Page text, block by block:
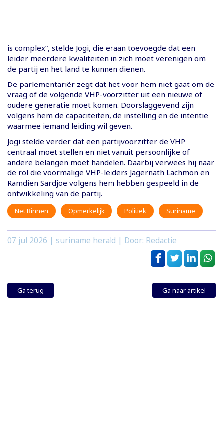
is complex”, stelde Jogi, die eraan toevoegde dat een
leider meerdere kwaliteiten in zich moet verenigen om
de partij en het land te kunnen dienen.
De parlementariër zegt dat het voor hem niet gaat om de
vraag of de volgende VHP-voorzitter uit een nieuwe of
oudere generatie moet komen. Doorslaggevend zijn
volgens hem de capaciteiten, de instelling en de intentie
waarmee iemand leiding wil geven.
Jogi stelde verder dat een partijvoorzitter de VHP
centraal moet stellen en niet vanuit persoonlijke of
andere belangen moet handelen. Daarbij verwees hij naar
de rol die voormalige VHP-leiders Jagernath Lachmon en
Ramdien Sardjoe volgens hem hebben gespeeld in de
ontwikkeling van de partij.
Net Binnen Opmerkelijk Politiek Suriname
07 jul 2026 | suriname herald | Door: Redactie
Ga terug Ga naar artikel